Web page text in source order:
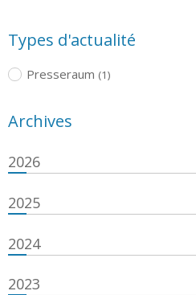
Types d'actualité
Presseraum (1)
Archives
2026
2025
2024
2023